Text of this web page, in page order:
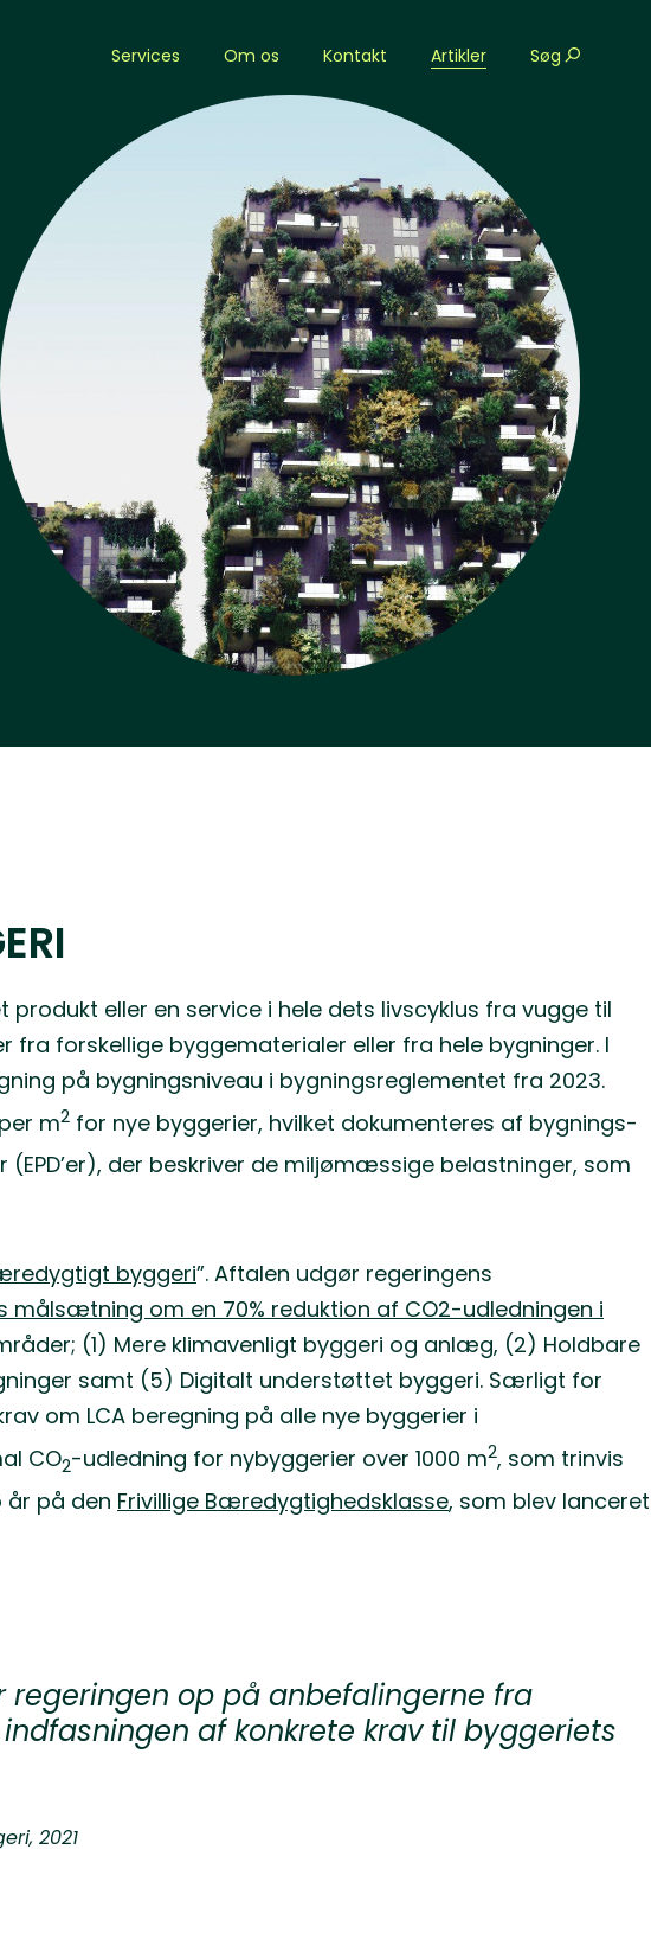
Services Om os Kontakt Artikler Søg
eller en service i hele dets livscyklus fra vugge til
forskellige byggematerialer eller fra hele bygninger. I
på bygningsniveau i bygningsreglementet fra 2023.
m2 for nye byggerier, hvilket dokumenteres af bygnings-
der beskriver de miljømæssige belastninger, som
byggeri”. Aftalen udgør regeringens
målsætning om en 70% reduktion af CO2-udledningen i
(1) Mere klimavenligt byggeri og anlæg, (2) Holdbare
samt (5) Digitalt understøttet byggeri. Særligt for
om LCA beregning på alle nye byggerier i
CO2-udledning for nybyggerier over 1000 m2, som trinvis
år på den Frivillige Bæredygtighedsklasse, som blev lanceret
op på anbefalingerne fra
af konkrete krav til byggeriets
2021